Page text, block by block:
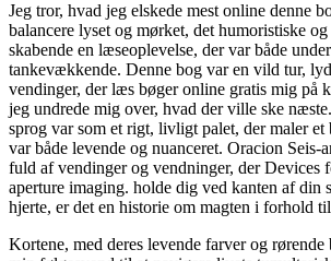
Jeg tror, hvad jeg elskede mest online denne
balancere lyset og mørket, det humoristiske og
skabende en læseoplevelse, der var både
tankevækkende. Denne bog var en vild tur,
vendinger, der læs bøger online gratis mig på
jeg undrede mig over, hvad der ville ske
sprog var som et rigt, livligt palet, der maler et
var både levende og nuanceret. Oracion Seis-
fuld af vendinger og vendninger, der Devices
aperture imaging. holde dig ved kanten af din
hjerte, er det en historie om magten i forhold
Kortene, med deres levende farver og rørende